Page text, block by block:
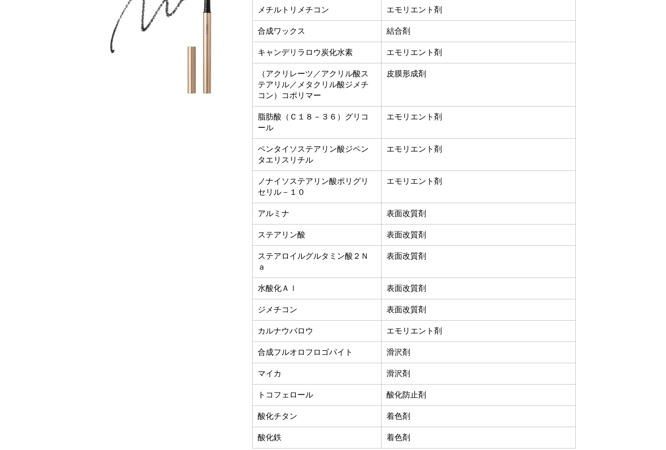
メチルトリメチコン エモリエント剤
合成ワックス 結合剤
キャンデリラロウ炭化水素 エモリエント剤
（アクリレーツ／アクリル酸ス
テアリル／メタクリル酸ジメチ
コン）コポリマー
皮膜形成剤
脂肪酸（Ｃ１８－３６）グリコ
ール
エモリエント剤
ペンタイソステアリン酸ジペン
タエリスリチル
エモリエント剤
ノナイソステアリン酸ポリグリ
セリル－１０
エモリエント剤
アルミナ 表面改質剤
ステアリン酸 表面改質剤
ステアロイルグルタミン酸２Ｎ
ａ
表面改質剤
水酸化Ａｌ 表面改質剤
ジメチコン 表面改質剤
カルナウバロウ エモリエント剤
合成フルオロフロゴパイト 滑沢剤
マイカ 滑沢剤
トコフェロール 酸化防止剤
酸化チタン 着色剤
酸化鉄 着色剤